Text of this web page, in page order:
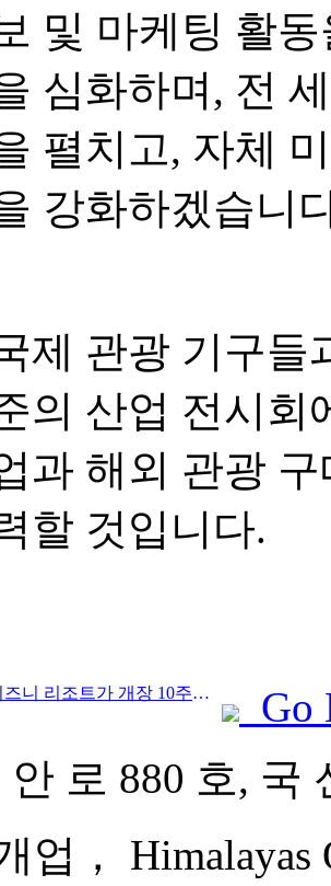
및 마케팅 활
심화하며, 전
펼치고, 자체
강화하겠습니
제 관광 기구들
의 산업 전시회
과 해외 관광
할 것입니다.
Prev:상하이 디즈니 리조트가 개장 10주년을 맞이했으며, 현재까지 1억 명이 넘는 방문객을 맞이했습니다.
Go
안 로 880 호, 국
업， Himalayas